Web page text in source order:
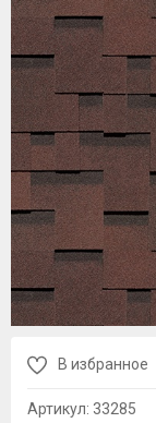
В избранное
Артикул: 33285